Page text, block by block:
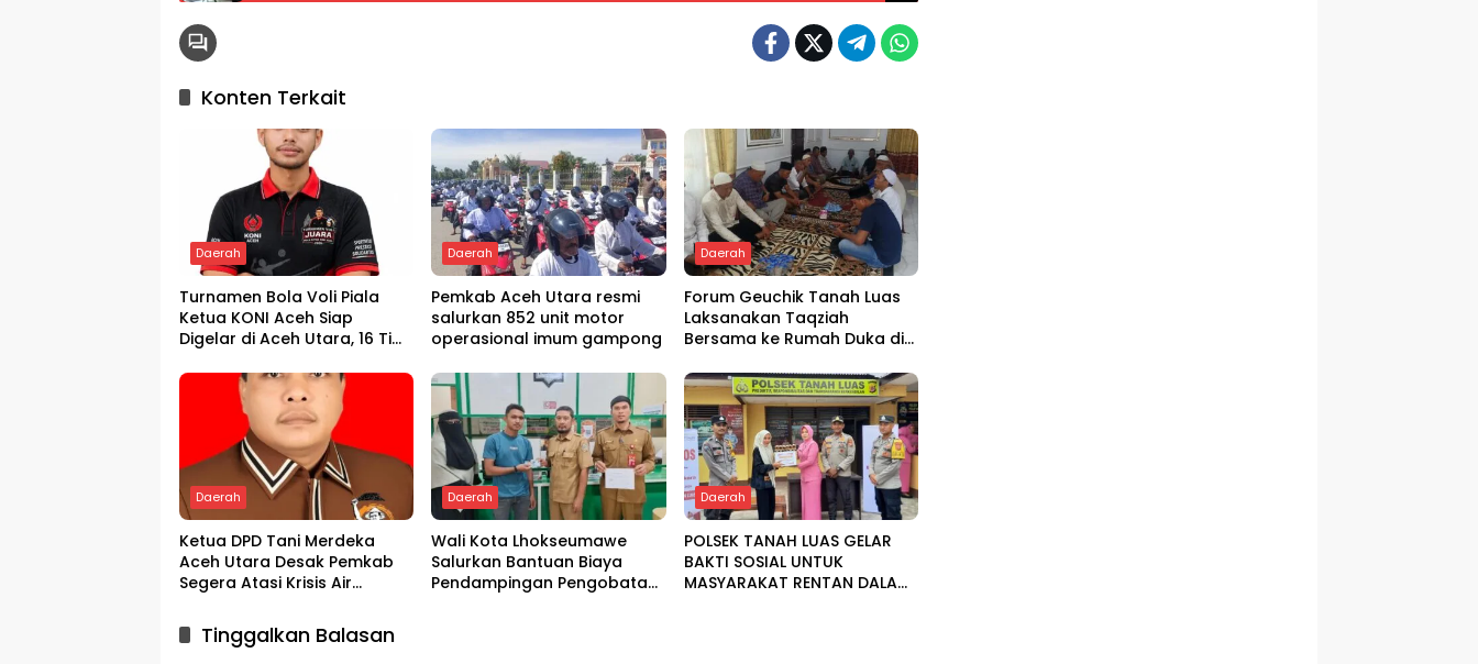
Konten Terkait
Daerah
Turnamen Bola Voli Piala
Ketua KONI Aceh Siap
Digelar di Aceh Utara, 16 Tim
Bagian
Daerah
Pemkab Aceh Utara resmi
salurkan 852 unit motor
operasional imum gampong
Daerah
Forum Geuchik Tanah Luas
Laksanakan Taqziah
Bersama ke Rumah Duka di
Daerah
Ketua DPD Tani Merdeka
Aceh Utara Desak Pemkab
Segera Atasi Krisis Air
Daerah
Wali Kota Lhokseumawe
Salurkan Bantuan Biaya
Pendampingan Pengobatan
Daerah
POLSEK TANAH LUAS GELAR
BAKTI SOSIAL UNTUK
MASYARAKAT RENTAN DALAM
Tinggalkan Balasan